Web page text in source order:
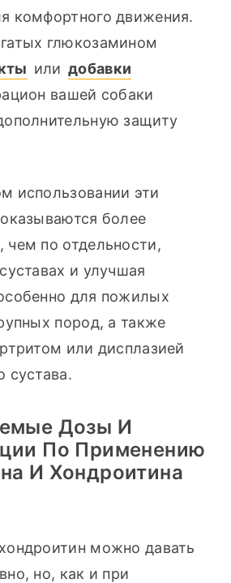
комфортного движения.
глюкозамином
или добавки
вашей собаки
защиту
использовании эти
более
по отдельности,
и улучшая
для пожилых
пород, а также
или дисплазией
сустава.
Дозы И
По Применению
И Хондроитина
можно давать
но, как и при